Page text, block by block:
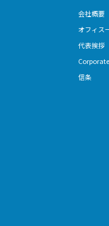
会社概要
オフィス
代表挨拶
信条